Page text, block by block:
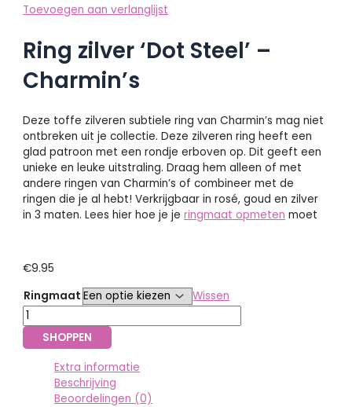
Toevoegen aan verlanglijst
Ring zilver ‘Dot Steel’ –
Charmin’s
Deze toffe zilveren subtiele ring van Charmin’s mag niet
ontbreken uit je collectie. Deze zilveren ring heeft een
glad patroon met een rondje erboven op. Dit geeft een
unieke en leuke uitstraling. Draag hem alleen of met
andere ringen van Charmin’s of combineer met de
ringen die je al hebt! Verkrijgbaar in rosé, goud en zilver
in 3 maten. Lees hier hoe je jeringmaat opmeten moet
€9.95
Ringmaat
Wissen
SHOPPEN
Extra informatie
Beschrijving
Beoordelingen (0)